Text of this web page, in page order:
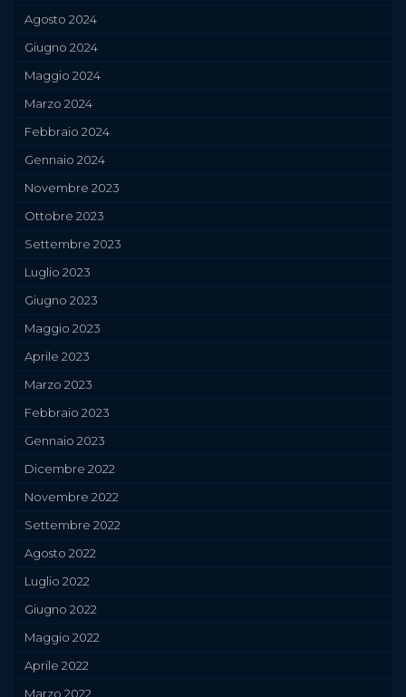
Agosto 2024
Giugno 2024
Maggio 2024
Marzo 2024
Febbraio 2024
Gennaio 2024
Novembre 2023
Ottobre 2023
Settembre 2023
Luglio 2023
Giugno 2023
Maggio 2023
Aprile 2023
Marzo 2023
Febbraio 2023
Gennaio 2023
Dicembre 2022
Novembre 2022
Settembre 2022
Agosto 2022
Luglio 2022
Giugno 2022
Maggio 2022
Aprile 2022
Marzo 2022